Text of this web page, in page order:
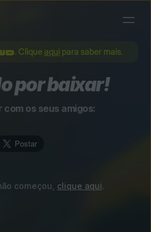
. Clique aqui para saber mais.
por baixar!
os seus amigos:
começou, clique aqui.